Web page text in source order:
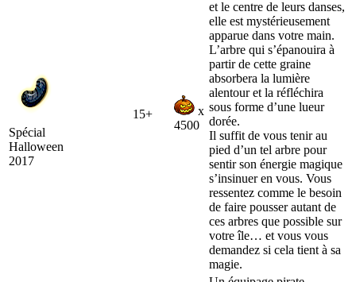
Spécial
Halloween
2017
15+
x
4500
et le centre de leurs danses,
elle est mystérieusement
apparue dans votre main.
L’arbre qui s’épanouira à
partir de cette graine
absorbera la lumière
alentour et la réfléchira
sous forme d’une lueur
dorée.
Il suffit de vous tenir au
pied d’un tel arbre pour
sentir son énergie magique
s’insinuer en vous. Vous
ressentez comme le besoin
de faire pousser autant de
ces arbres que possible sur
votre île… et vous vous
demandez si cela tient à sa
magie.